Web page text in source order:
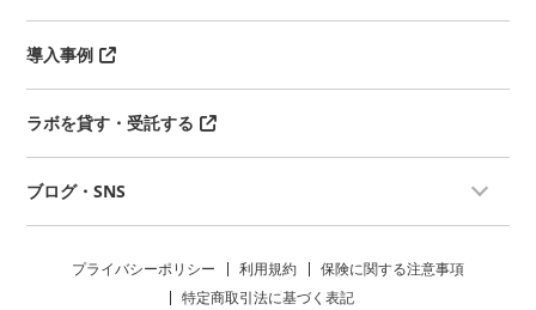
導入事例
ラボを貸す・受託する
ブログ・SNS
プライバシーポリシー 利用規約
保険に関する注意事項
特定商取引法に基づく表記